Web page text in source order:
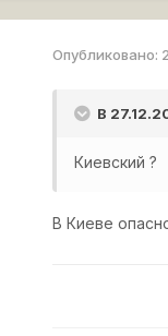
Опубликовано:
В
Киевский ?
В Киеве